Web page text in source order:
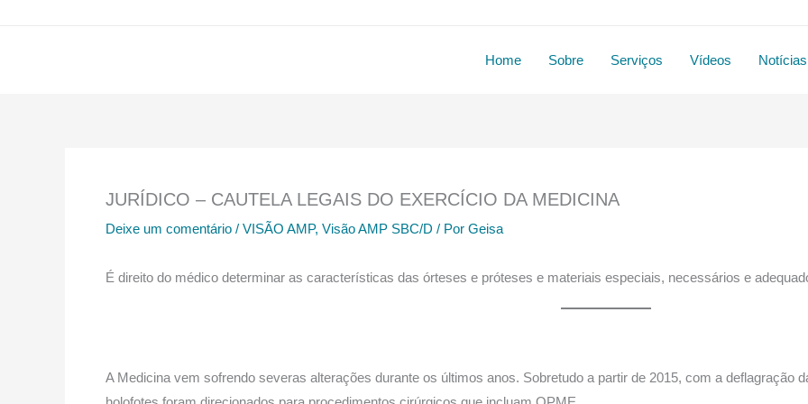
Home Sobre Serviços Vídeos Notícias
JURÍDICO – CAUTELA LEGAIS DO EXERCÍCIO DA MEDICINA
Deixe um comentário / VISÃO AMP, Visão AMP SBC/D / Por Geisa
É direito do médico determinar as características das órteses e próteses e materiais especiais, necessários e
A Medicina vem sofrendo severas alterações durante os últimos anos. Sobretudo a partir de 2015, com a deflagração